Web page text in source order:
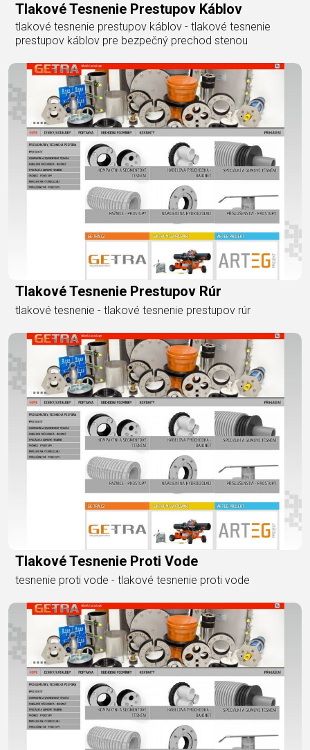
Tlakové Tesnenie Prestupov Káblov
tlakové tesnenie prestupov káblov - tlakové tesnenie
prestupov káblov pre bezpečný prechod stenou
Tlakové Tesnenie Prestupov Rúr
tlakové tesnenie - tlakové tesnenie prestupov rúr
Tlakové Tesnenie Proti Vode
tesnenie proti vode - tlakové tesnenie proti vode